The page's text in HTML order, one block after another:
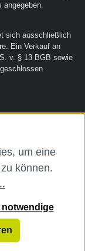
angegeben.
sich ausschließlich
Ein Verkauf an
v. § 13 BGB sowie
um eine
können.